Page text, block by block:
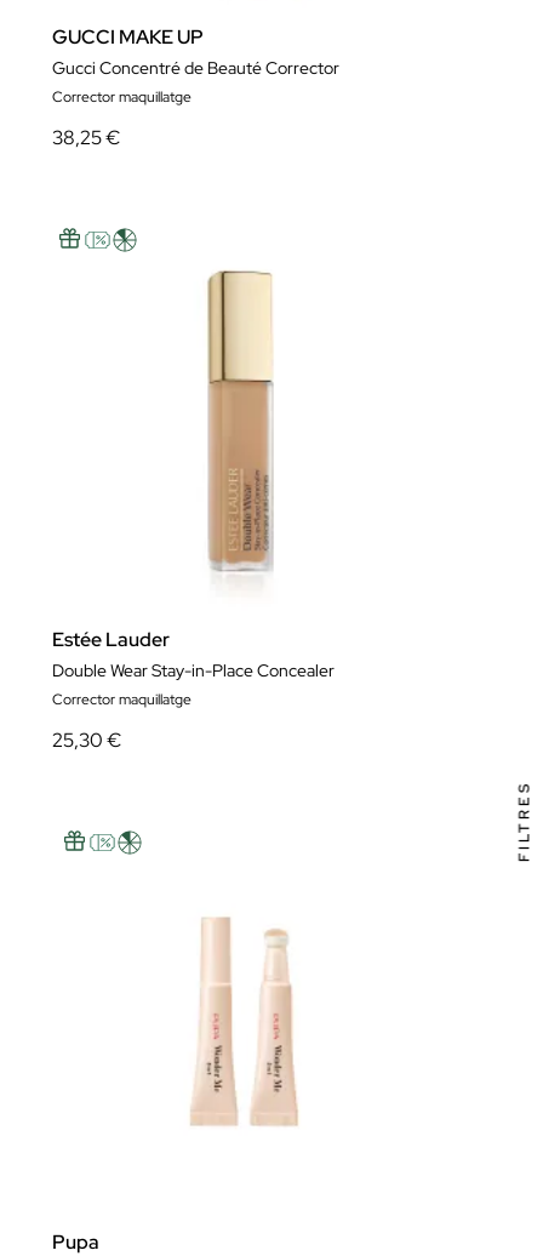
GUCCI MAKE UP
Gucci Concentré de Beauté Corrector
Corrector maquillatge
38,25 €
Estée Lauder
Double Wear Stay-in-Place Concealer
Corrector maquillatge
25,30 €
Pupa
FILTRES